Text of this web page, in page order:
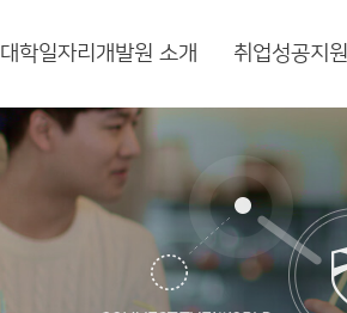
대학일자리개발원 소개 취업성공지